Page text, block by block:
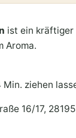
ist ein kräftiger
Aroma.
ziehen
16/17,